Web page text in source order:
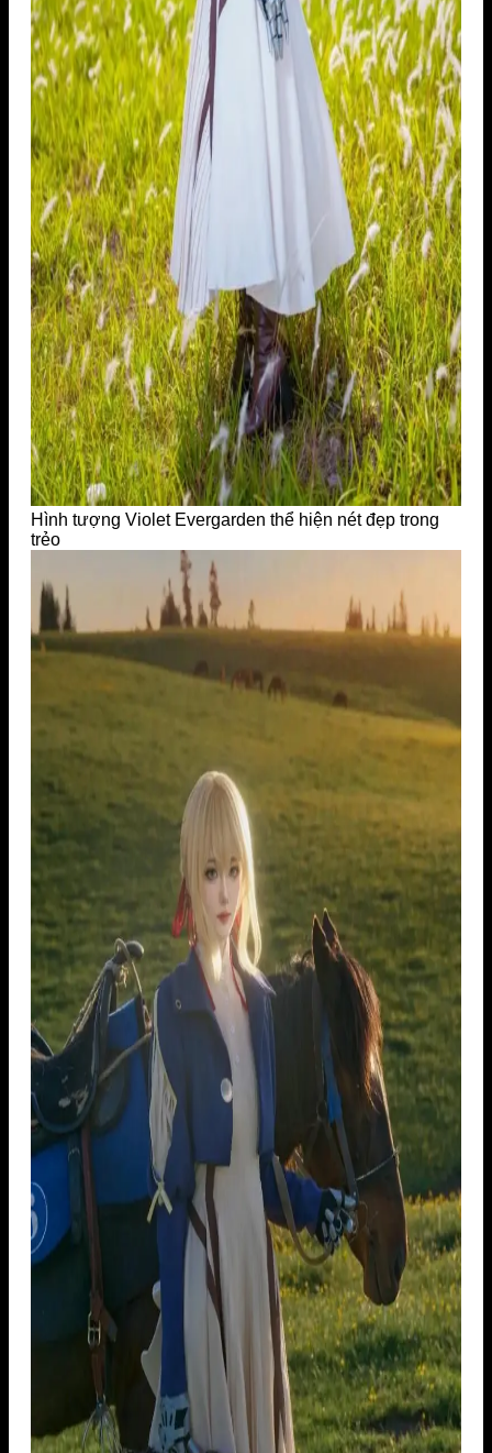
Hình tượng Violet Evergarden thể hiện nét đẹp trong
trẻo